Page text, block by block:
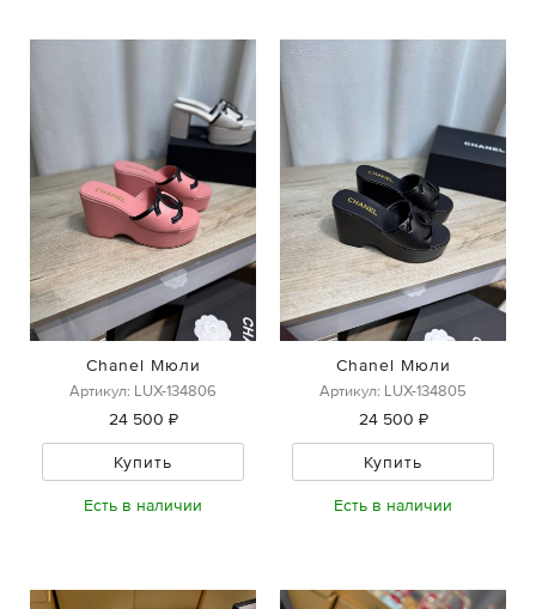
Chanel Мюли
Артикул: LUX-134806
24 500 ₽
Купить
Есть в наличии
Chanel Мюли
Артикул: LUX-134805
24 500 ₽
Купить
Есть в наличии